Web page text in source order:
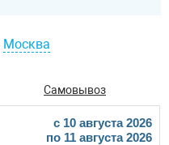
Москва
Самовывоз
c 10 августа 2026
по 11 августа 2026